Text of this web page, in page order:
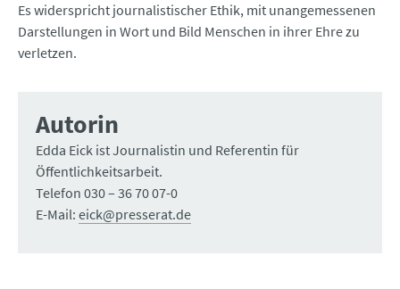
Es widerspricht journalistischer Ethik, mit unangemessenen
Darstellungen in Wort und Bild Menschen in ihrer Ehre zu
verletzen.
Autorin
Edda Eick ist Journalistin und Referentin für
Öffentlichkeitsarbeit.
Telefon 030 – 36 70 07-0
E-Mail: eick@presserat.de